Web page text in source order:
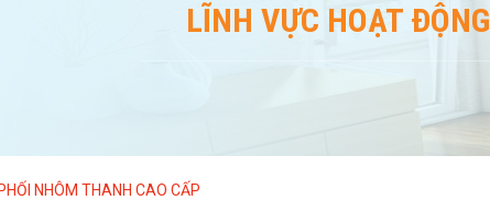
LĨNH VỰC HOẠT ĐỘNG
NHÔM THANH CAO CẤP